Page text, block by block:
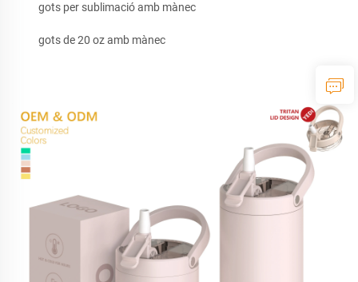
gots per sublimació amb mànec
gots de 20 oz amb mànec